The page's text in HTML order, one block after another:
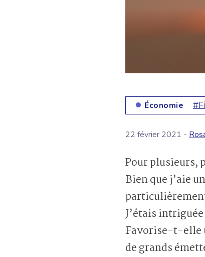
Économie
22 février 2021 -
Pour plusieurs,
Bien que j’aie
J’étais
Favorise-t-elle
de grands